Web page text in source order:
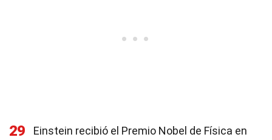
29
Einstein recibió el Premio Nobel de Física en